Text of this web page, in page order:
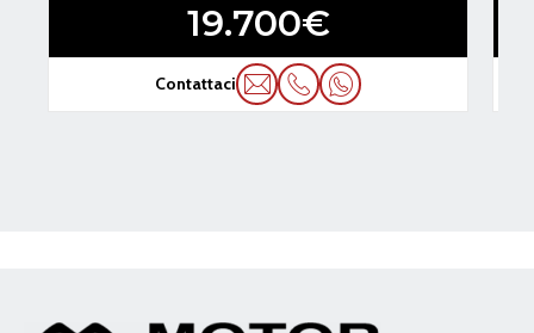
19.700€
Contattaci